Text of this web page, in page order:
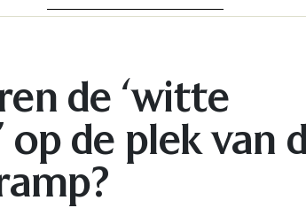
de ‘witte
op de plek van